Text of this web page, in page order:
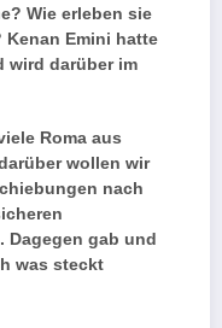
Wie erleben sie
Emini hatte
wird darüber im
Roma aus
wollen wir
nach
Dagegen gab und
was steckt